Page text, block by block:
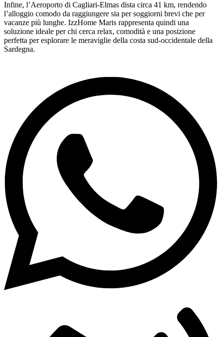
Infine, l’Aeroporto di Cagliari-Elmas dista circa 41 km, rendendo
l’alloggio comodo da raggiungere sia per soggiorni brevi che per
vacanze più lunghe. IzzHome Maris rappresenta quindi una
soluzione ideale per chi cerca relax, comodità e una posizione
perfetta per esplorare le meraviglie della costa sud-occidentale della
Sardegna.